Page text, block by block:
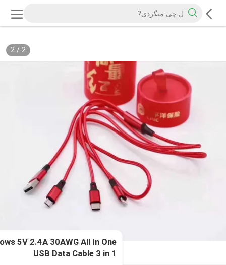
2
/
2
5V 2.4A 30AWG All In One
USB Data Cable 3 in 1